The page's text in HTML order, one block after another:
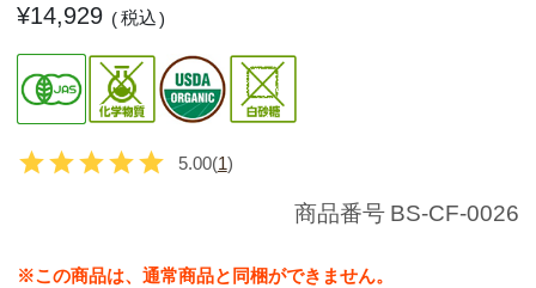
¥14,929 税込
5.00(1)
商品番号 BS-CF-0026
※この商品は、通常商品と同梱ができません。